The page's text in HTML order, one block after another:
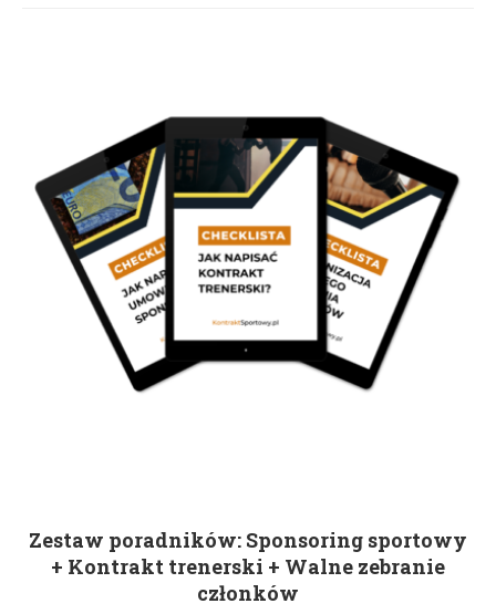
Zestaw poradników: Sponsoring sportowy
+ Kontrakt trenerski + Walne zebranie
członków